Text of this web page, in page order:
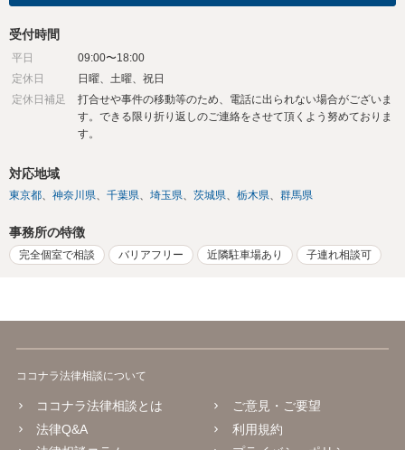
受付時間
平日
09:00〜18:00
定休日
日曜、土曜、祝日
定休日補足
打合せや事件の移動等のため、電話に出られない場合がございま
す。できる限り折り返しのご連絡をさせて頂くよう努めておりま
す。
対応地域
東京都 神奈川県 千葉県 埼玉県 茨城県 栃木県 群馬県
事務所の特徴
完全個室で相談 バリアフリー 近隣駐車場あり 子連れ相談可
ココナラ法律相談について
ココナラ法律相談とは
法律Q&A
ご意見・ご要望
利用規約